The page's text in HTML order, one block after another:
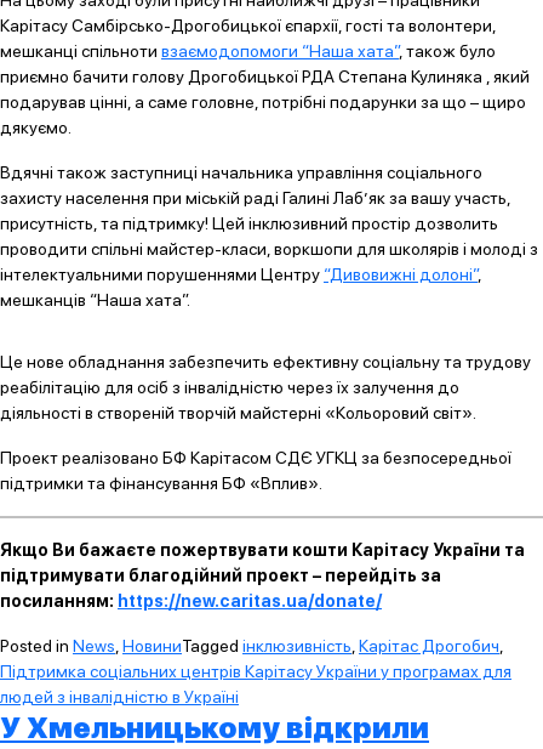
Карітасу Самбірсько-Дрогобицької єпархії, гості та волонтери,
мешканці спільноти взаємодопомоги “Наша хата”, також було
приємно бачити голову Дрогобицької РДА Степана Кулиняка , який
подарував цінні, а саме головне, потрібні подарунки за що – щиро
дякуємо.
Вдячні також заступниці начальника управління соціального
захисту населення при міській раді Галині Лаб’як за вашу участь,
присутність, та підтримку! Цей інклюзивний простір дозволить
проводити спільні майстер-класи, воркшопи для школярів і молоді з
інтелектуальними порушеннями Центру “Дивовижні долоні”,
мешканців “Наша хата”.
Це нове обладнання забезпечить ефективну соціальну та трудову
реабілітацію для осіб з інвалідністю через їх залучення до
діяльності в створеній творчій майстерні «Кольоровий світ».
Проект реалізовано БФ Карітасом СДЄ УГКЦ за безпосередньої
підтримки та фінансування БФ «Вплив».
Якщо Ви бажаєте пожертвувати кошти Карітасу України та
підтримувати благодійний проект – перейдіть за
посиланням: https://new.caritas.ua/donate/
Posted in News,НовиниTagged інклюзивність,Карітас Дрогобич,
Підтримка соціальних центрів Карітасу України у програмах для
людей з інвалідністю в Україні
У Хмельницькому відкрили